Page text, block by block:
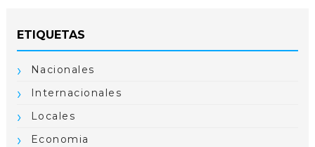
ETIQUETAS
Nacionales
Internacionales
Locales
Economia